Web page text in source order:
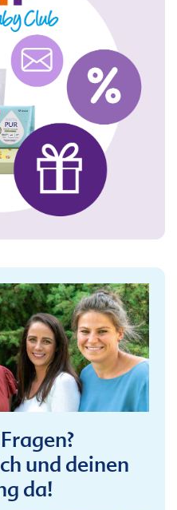
und deinen
da!